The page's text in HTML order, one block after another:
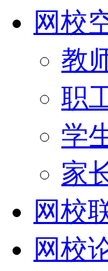
网校
教
职
学
家
网校
网校